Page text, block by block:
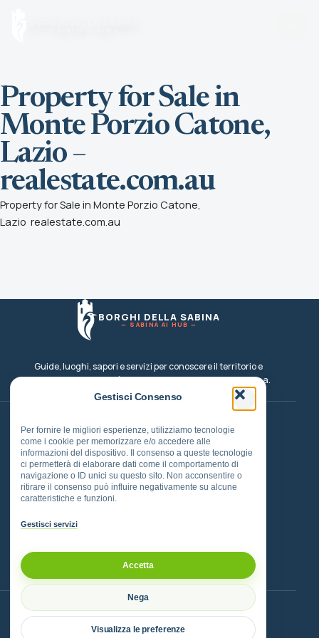
Gestisci Consenso
Per fornire le migliori esperienze, utilizziamo tecnologie
come i cookie per memorizzare e/o accedere alle
informazioni del dispositivo. Il consenso a queste tecnologie
ci permetterà di elaborare dati come il comportamento di
navigazione o ID unici su questo sito. Non acconsentire o
ritirare il consenso può influire negativamente su alcune
caratteristiche e funzioni.
Gestisci servizi
Accetta
Nega
Visualizza le preferenze
Home
Torna alla pagina principale
Borghi
Sapori
Tradizioni, tavole e produttori
Esperienze
Eventi, cammini, outdoor e pesca
Dove Dormire
Info
Informazioni sul progetto BDS
Property for Sale in
Monte Porzio Catone,
Lazio –
realestate.com.au
Property for Sale in Monte Porzio Catone,
Lazio realestate.com.au
BORGHI DELLA SABINA
— SABINA AI HUB —
Guide, luoghi, sapori e servizi per conoscere il territorio e
costruire un viaggio più consapevole nel cuore della Sabina.
Borghi Cammini
Eventi Sapori
PATROCINATO DAL
Comune di Montelibretti